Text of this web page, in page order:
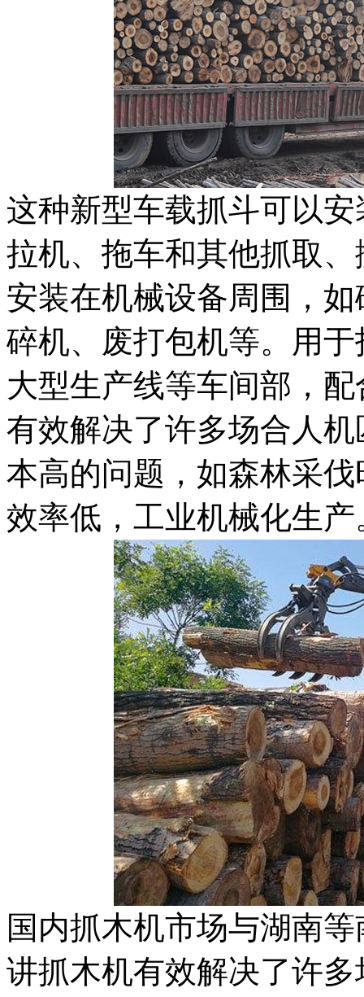
这种新型车载抓斗可以
拉机、拖车和其他抓取
安装在机械设备周围，
碎机、废打包机等。用
大型生产线等车间部，
有效解决了许多场合人
本高的问题，如森林采
效率低，工业机械化生产
国内抓木机市场与湖南
讲抓木机有效解决了许